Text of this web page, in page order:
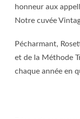
honneur aux
Notre cuvée
Pécharmant,
et de la Méthode
chaque année en